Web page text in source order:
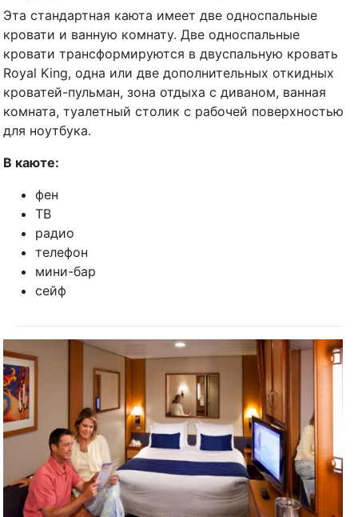
Эта стандартная каюта имеет две односпальные
кровати и ванную комнату. Две односпальные
кровати трансформируются в двуспальную кровать
Royal King, одна или две дополнительных откидных
кроватей-пульман, зона отдыха с диваном, ванная
комната, туалетный столик с рабочей поверхностью
для ноутбука.
В каюте:
фен
ТВ
радио
телефон
мини-бар
сейф